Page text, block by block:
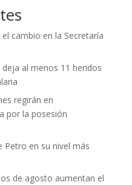
cambio en la Secretaría
al menos 11 heridos
regirán en
por la posesión
Petro en su nivel más
de agosto aumentan el